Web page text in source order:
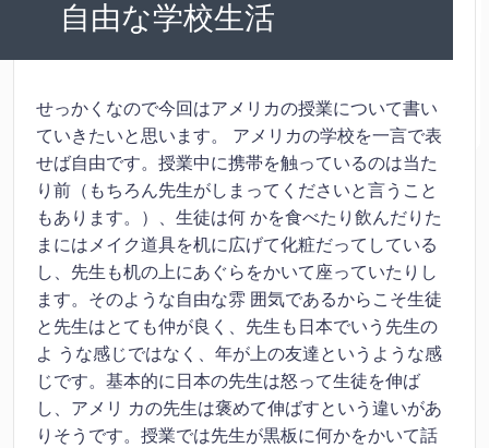
自由な学校生活
せっかくなので今回はアメリカの授業について書い
ていきたいと思います。 アメリカの学校を一言で表
せば自由です。授業中に携帯を触っているのは当た
り前（もちろん先生がしまってくださいと言うこと
もあります。）、生徒は何 かを食べたり飲んだりた
まにはメイク道具を机に広げて化粧だってしている
し、先生も机の上にあぐらをかいて座っていたりし
ます。そのような自由な雰 囲気であるからこそ生徒
と先生はとても仲が良く、先生も日本でいう先生の
よ うな感じではなく、年が上の友達というような感
じです。基本的に日本の先生は怒って生徒を伸ば
し、アメリ カの先生は褒めて伸ばすという違いがあ
りそうです。授業では先生が黒板に何かをかいて話